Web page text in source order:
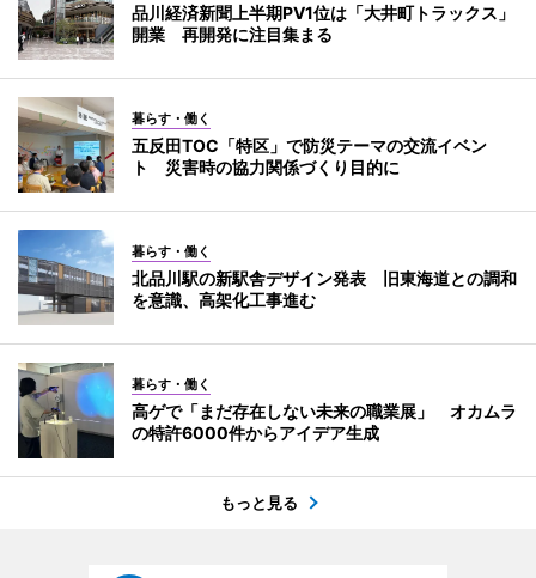
品川経済新聞上半期PV1位は「大井町トラックス」
開業 再開発に注目集まる
暮らす・働く
五反田TOC「特区」で防災テーマの交流イベン
ト 災害時の協力関係づくり目的に
暮らす・働く
北品川駅の新駅舎デザイン発表 旧東海道との調和
を意識、高架化工事進む
暮らす・働く
高ゲで「まだ存在しない未来の職業展」 オカムラ
の特許6000件からアイデア生成
もっと見る